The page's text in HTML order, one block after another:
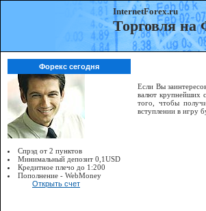
InternetForex.ru
Торговля на
Форекс сегодня
Если Вы
валют крупнейших
того, чтобы
вступлении в игру
Спрэд от 2 пунктов
Минимальный депозит 0,1USD
Кредитное плечо до 1:200
Пополнение - WebMoney
Открыть счет